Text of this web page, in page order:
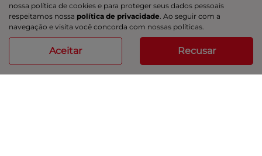
Desacelere. Seu bem maior é a vida.
Desenvolvido pela DEALERSPACE ® Direitos Reservados.
nossa política de cookies e para proteger seus dados pessoais
respeitamos nossa política de privacidade . Ao seguir com a
navegação e visita você concorda com nossas políticas.
Aceitar Recusar